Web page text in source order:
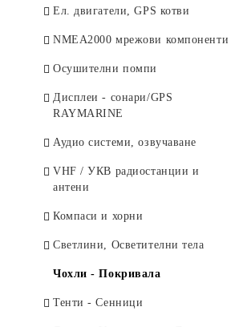
Акумулатори
Предпазители / прекъсвачи /
Ел. двигатели, GPS котви
NMEA2000 мрежови компоненти
Осушителни помпи
Дисплеи - сонари/GPS
RAYMARINE
Аудио системи, озвучаване
VHF / УКВ радиостанции и
антени
Компаси и хорни
Светлини, Осветителни тела
Чохли - Покривала
Тенти - Сенници